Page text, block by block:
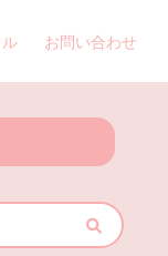
お問い合わせ